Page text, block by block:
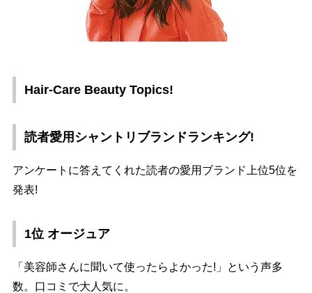
Hair-Care Beauty Topics!
読者愛用シャントリブランドランキング!
アンケートに答えてくれた読者の愛用ブランド上位5位を
発表!
1位 オージュア
「美容師さんに聞いて使ったらよかった!」という声多
数。口コミで大人気に。